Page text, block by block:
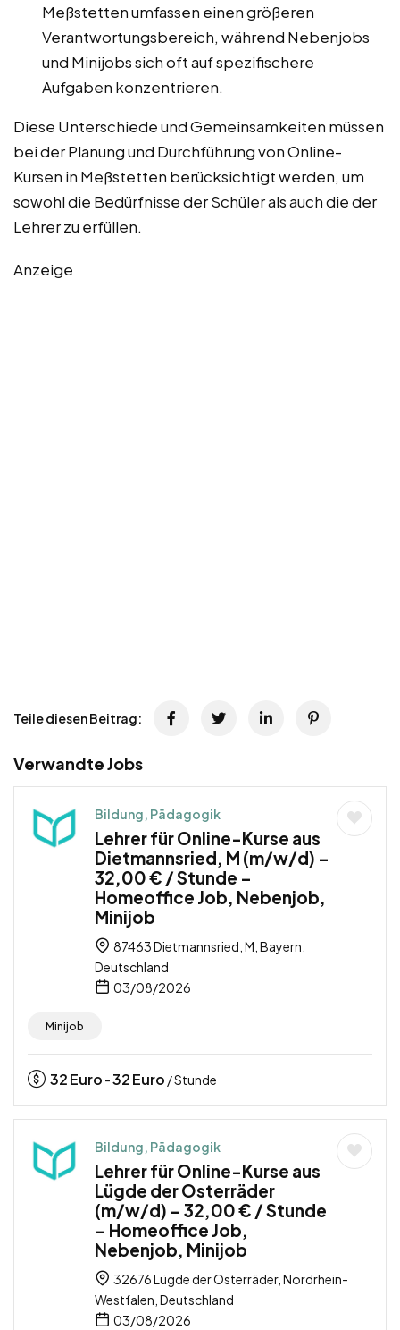
Meßstetten umfassen einen größeren
Verantwortungsbereich, während Nebenjobs
und Minijobs sich oft auf spezifischere
Aufgaben konzentrieren.
Diese Unterschiede und Gemeinsamkeiten müssen
bei der Planung und Durchführung von Online-
Kursen in Meßstetten berücksichtigt werden, um
sowohl die Bedürfnisse der Schüler als auch die der
Lehrer zu erfüllen.
Anzeige
Teile diesen Beitrag:
Verwandte Jobs
Bildung, Pädagogik
Lehrer für Online-Kurse aus
Dietmannsried, M (m/w/d) –
32,00 € / Stunde –
Homeoffice Job, Nebenjob,
Minijob
87463 Dietmannsried, M, Bayern,
Deutschland
03/08/2026
Minijob
32Euro -32Euro / Stunde
Bildung, Pädagogik
Lehrer für Online-Kurse aus
Lügde der Osterräder
(m/w/d) – 32,00 € / Stunde
– Homeoffice Job,
Nebenjob, Minijob
32676 Lügde der Osterräder, Nordrhein-
Westfalen, Deutschland
03/08/2026